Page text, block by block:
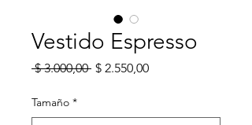
Vestido Espresso
$ 3.000,00 Precio
$ 2.550,00Precio
Tamaño *